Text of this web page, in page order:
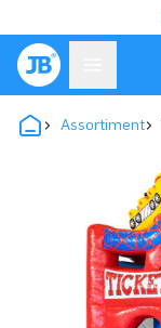
Assortiment